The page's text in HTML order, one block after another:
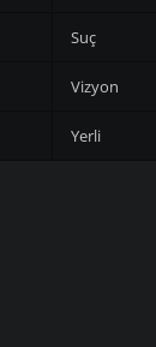
Suç
Vizyon
Yerli